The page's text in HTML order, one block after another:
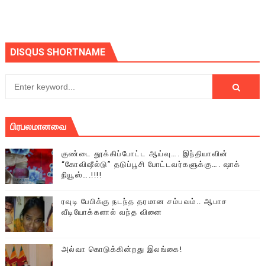
DISQUS SHORTNAME
பிரபலமானவை
குண்டை தூக்கிப்போட்ட ஆய்வு…. இந்தியாவின்
“கோவிஷீல்டு” தடுப்பூசி போட்டவர்களுக்கு…. ஷாக்
நியூஸ்….!!!!
ரவுடி பேபிக்கு நடந்த தரமான சம்பவம்.. ஆபாச
வீடியோக்களால் வந்த வினை
அல்வா கொடுக்கின்றது இலங்கை!